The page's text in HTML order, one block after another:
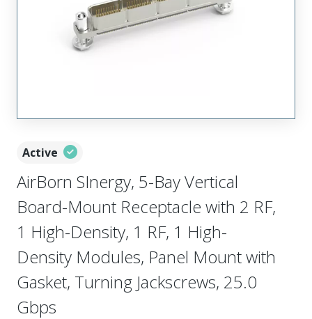
Active
AirBorn SInergy, 5-Bay Vertical
Board-Mount Receptacle with 2 RF,
1 High-Density, 1 RF, 1 High-
Density Modules, Panel Mount with
Gasket, Turning Jackscrews, 25.0
Gbps